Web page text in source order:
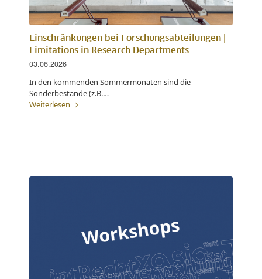
Einschränkungen bei Forschungsabteilungen |
Limitations in Research Departments
03.06.2026
In den kommenden Sommermonaten sind die
Sonderbestände (z.B.…
Weiterlesen